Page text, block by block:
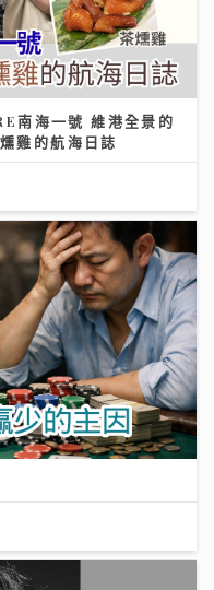
南海一號 維港全景的
雞的航海日誌